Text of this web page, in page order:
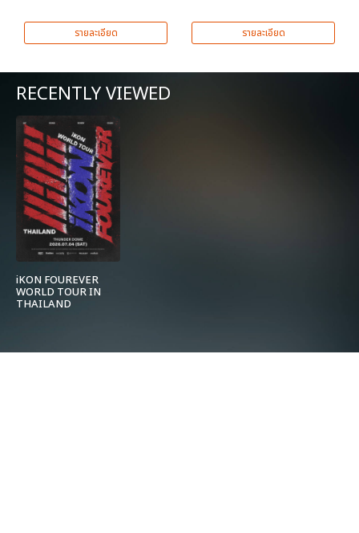
รายละเอียด รายละเอียด
RECENTLY VIEWED
iKON FOUREVER
WORLD TOUR IN
THAILAND